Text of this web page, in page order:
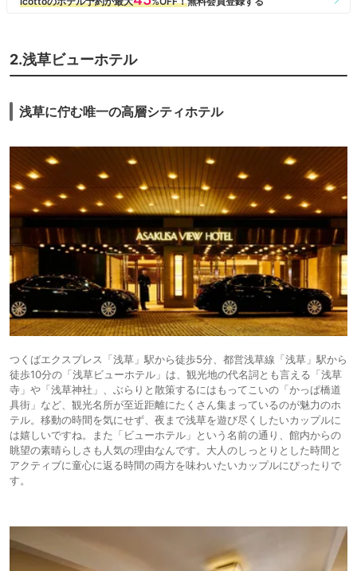
子どちらも使用可でした。
2.浅草ビューホテル
浅草に佇む唯一の高層シティホテル
つくばエクスプレス「浅草」駅から徒歩5分、都営浅草線「浅草」駅から
徒歩10分の「浅草ビューホテル」は、観光地の代名詞とも言える「浅草
寺」や「浅草神社」、ぶらりと散策するにはもってこいの「かっぱ橋道
具街」など、観光名所が至近距離にたくさん集まっているのが魅力のホ
テル。移動の時間を気にせず、夜まで浅草を遊び尽くしたいカップルに
は嬉しいですね。また「ビューホテル」という名前の通り、館内からの
眺望の素晴らしさも人気の理由なんです。大人のしっとりとした時間と
アクティブに童心に返る時間の両方を味わいたいカップルにぴったりで
す。